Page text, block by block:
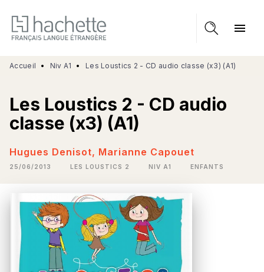
MENU RECHERCHE
CONTENU
PIED DE PAGE
menu
Accueil • Niv A1 • Les Loustics 2 - CD audio classe (x3) (A1)
Les Loustics 2 - CD audio
classe (x3) (A1)
Hugues Denisot, Marianne Capouet
25/06/2013 LES LOUSTICS 2 NIV A1 ENFANTS